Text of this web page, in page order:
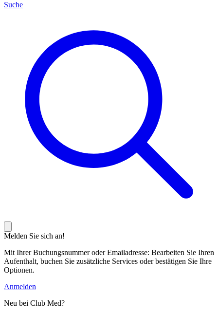
Suche
Melden Sie sich an!
Mit Ihrer Buchungsnummer oder Emailadresse: Bearbeiten Sie Ihren
Aufenthalt, buchen Sie zusätzliche Services oder bestätigen Sie Ihre
Optionen.
Anmelden
Neu bei Club Med?